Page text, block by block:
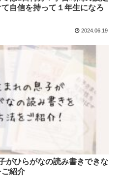
自信を持って１年生になろ
2024.06.19
がひらがなの読み書きできな
紹介